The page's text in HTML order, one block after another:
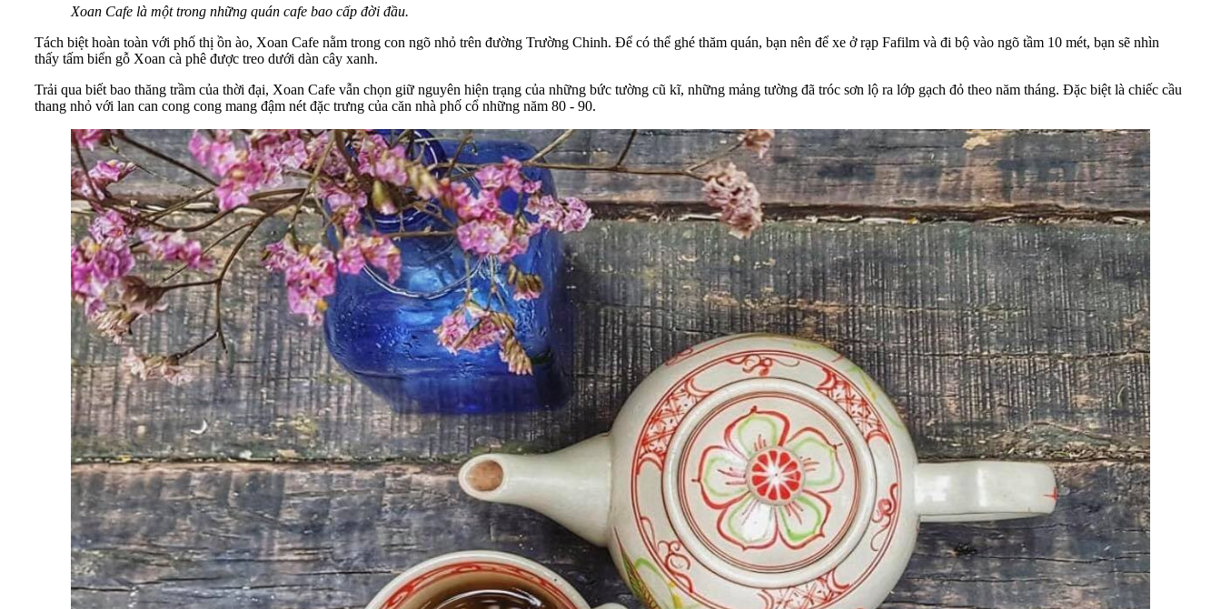
Xoan Cafe là một trong những quán cafe bao cấp đời đầu.
Tách biệt hoàn toàn với phố thị ồn ào, Xoan Cafe nằm trong con ngõ nhỏ trên đường Trường Chinh. Để có thể ghé thăm quán, bạn nên để xe ở rạp Fafilm và đi bộ vào ngõ tầm 10 mét, bạn sẽ nhìn
thấy tấm biển gỗ Xoan cà phê được treo dưới dàn cây xanh.
Trải qua biết bao thăng trầm của thời đại, Xoan Cafe vẫn chọn giữ nguyên hiện trạng của những bức tường cũ kĩ, những mảng tường đã tróc sơn lộ ra lớp gạch đỏ theo năm tháng. Đặc biệt là chiếc cầu
thang nhỏ với lan can cong cong mang đậm nét đặc trưng của căn nhà phố cổ những năm 80 - 90.